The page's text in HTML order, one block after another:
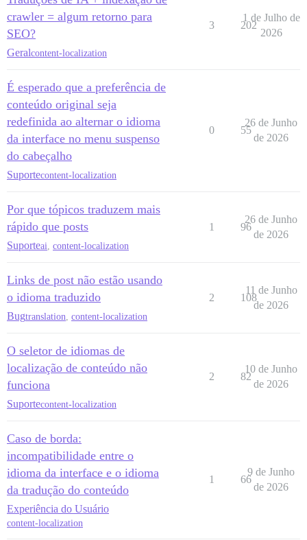
crawler = algum retorno para
SEO?
Geralcontent-localization
3 202
1 de Julho de
2026
É esperado que a preferência de
conteúdo original seja
redefinida ao alternar o idioma
da interface no menu suspenso
do cabeçalho
Suportecontent-localization
0 55
26 de Junho
de 2026
Por que tópicos traduzem mais
rápido que posts
Suporteai content-localization
1 96
26 de Junho
de 2026
Links de post não estão usando
o idioma traduzido
Bugtranslation content-localization
2 108
11 de Junho
de 2026
O seletor de idiomas de
localização de conteúdo não
funciona
Suportecontent-localization
2 82
10 de Junho
de 2026
Caso de borda:
incompatibilidade entre o
idioma da interface e o idioma
da tradução do conteúdo
Experiência do Usuário
content-localization
1 66
9 de Junho
de 2026